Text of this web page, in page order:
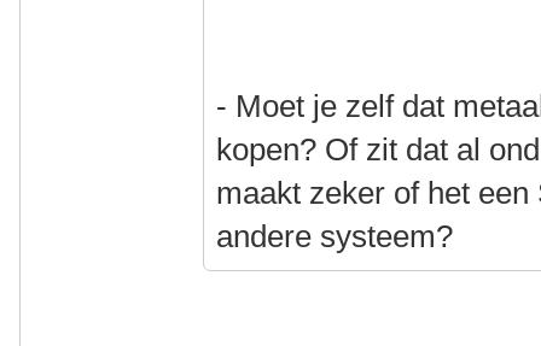
- Moet je zelf dat
kopen? Of zit dat al
maakt zeker of het
andere systeem?